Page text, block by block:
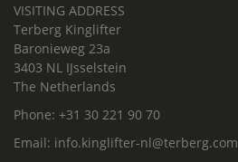
VISITING ADDRESS
Terberg Kinglifter
Baronieweg 23a
3403 NL IJsselstein
The Netherlands
Phone: +31 30 221 90 70
Email: info.kinglifter-nl@terberg.com